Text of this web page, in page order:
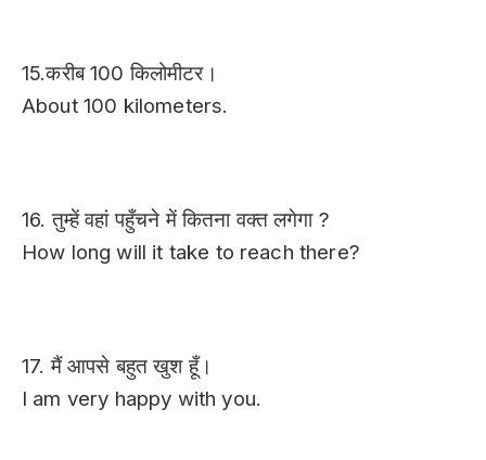
15.करीब 100 किलोमीटर।
About 100 kilometers.
16. तुम्हें वहां पहुँचने में कितना वक्त लगेगा ?
How long will it take to reach there?
17. मैं आपसे बहुत खुश हूँ।
I am very happy with you.